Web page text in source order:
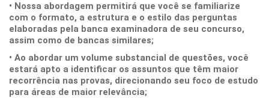
• Nossa abordagem permitirá que você se familiarize
com o formato, a estrutura e o estilo das perguntas
elaboradas pela banca examinadora de seu concurso,
assim como de bancas similares;
• Ao abordar um volume substancial de questões, você
estará apto a identificar os assuntos que têm maior
recorrência nas provas, direcionando seu foco de estudo
para áreas de maior relevância;